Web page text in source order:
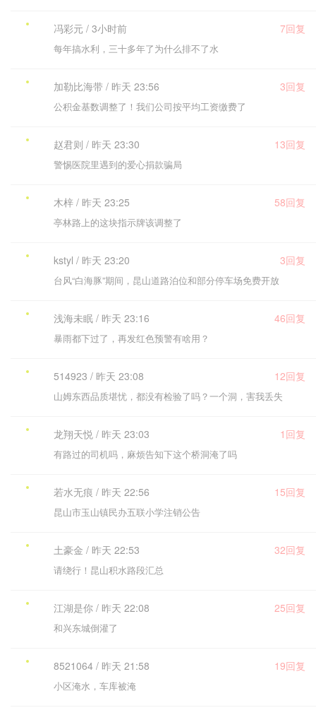
冯彩元 / 3小时前 7回复
每年搞水利，三十多年了为什么排不了水
加勒比海带 / 昨天 23:56 3回复
公积金基数调整了！我们公司按平均工资缴费了
赵君则 / 昨天 23:30 13回复
警惕医院里遇到的爱心捐款骗局
木梓 / 昨天 23:25 58回复
亭林路上的这块指示牌该调整了
kstyl / 昨天 23:20 3回复
台风“白海豚”期间，昆山道路泊位和部分停车场免费开放
浅海未眠 / 昨天 23:16 46回复
暴雨都下过了，再发红色预警有啥用？
514923 / 昨天 23:08 12回复
山姆东西品质堪忧，都没有检验了吗？一个洞，害我丢失
龙翔天悦 / 昨天 23:03 1回复
有路过的司机吗，麻烦告知下这个桥洞淹了吗
若水无痕 / 昨天 22:56 15回复
昆山市玉山镇民办五联小学注销公告
土豪金 / 昨天 22:53 32回复
请绕行！昆山积水路段汇总
江湖是你 / 昨天 22:08 25回复
和兴东城倒灌了
8521064 / 昨天 21:58 19回复
小区淹水，车库被淹